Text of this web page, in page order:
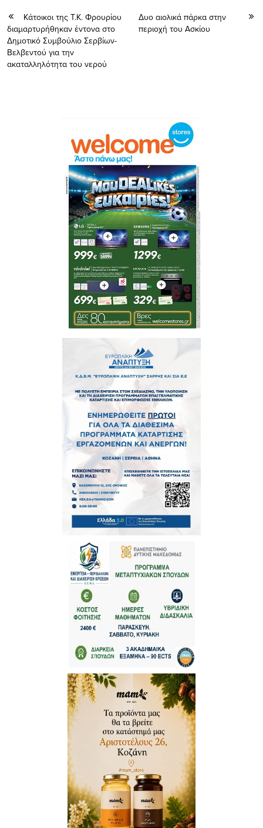
Κάτοικοι της Τ.Κ. Φρουρίου
διαμαρτυρήθηκαν έντονα στο
Δημοτικό Συμβούλιο Σερβίων-
Βελβεντού για την
ακαταλληλότητα του νερού
Δυο αιολικά πάρκα στην
περιοχή του Ασκίου